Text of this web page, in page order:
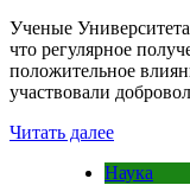
Ученые
что регулярное
положительное
участвовали
Читать далее
Наука